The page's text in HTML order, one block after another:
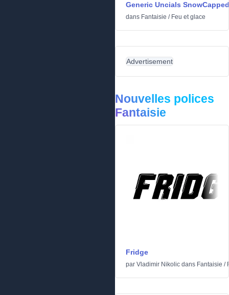
Generic Uncials SnowCapped
dans Fantaisie / Feu et glace
Advertisement
Nouvelles polices
Fantaisie
Fridge
par Vladimir Nikolic dans Fantaisie /